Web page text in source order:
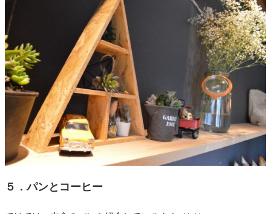
５．パンとコーヒー